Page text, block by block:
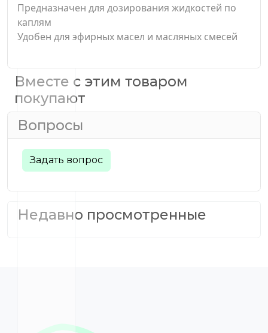
Предназначен для дозирования жидкостей по
каплям
Удобен для эфирных масел и масляных смесей
Вместе с этим товаром
покупают
Вопросы
Задать вопрос
Недавно просмотренные